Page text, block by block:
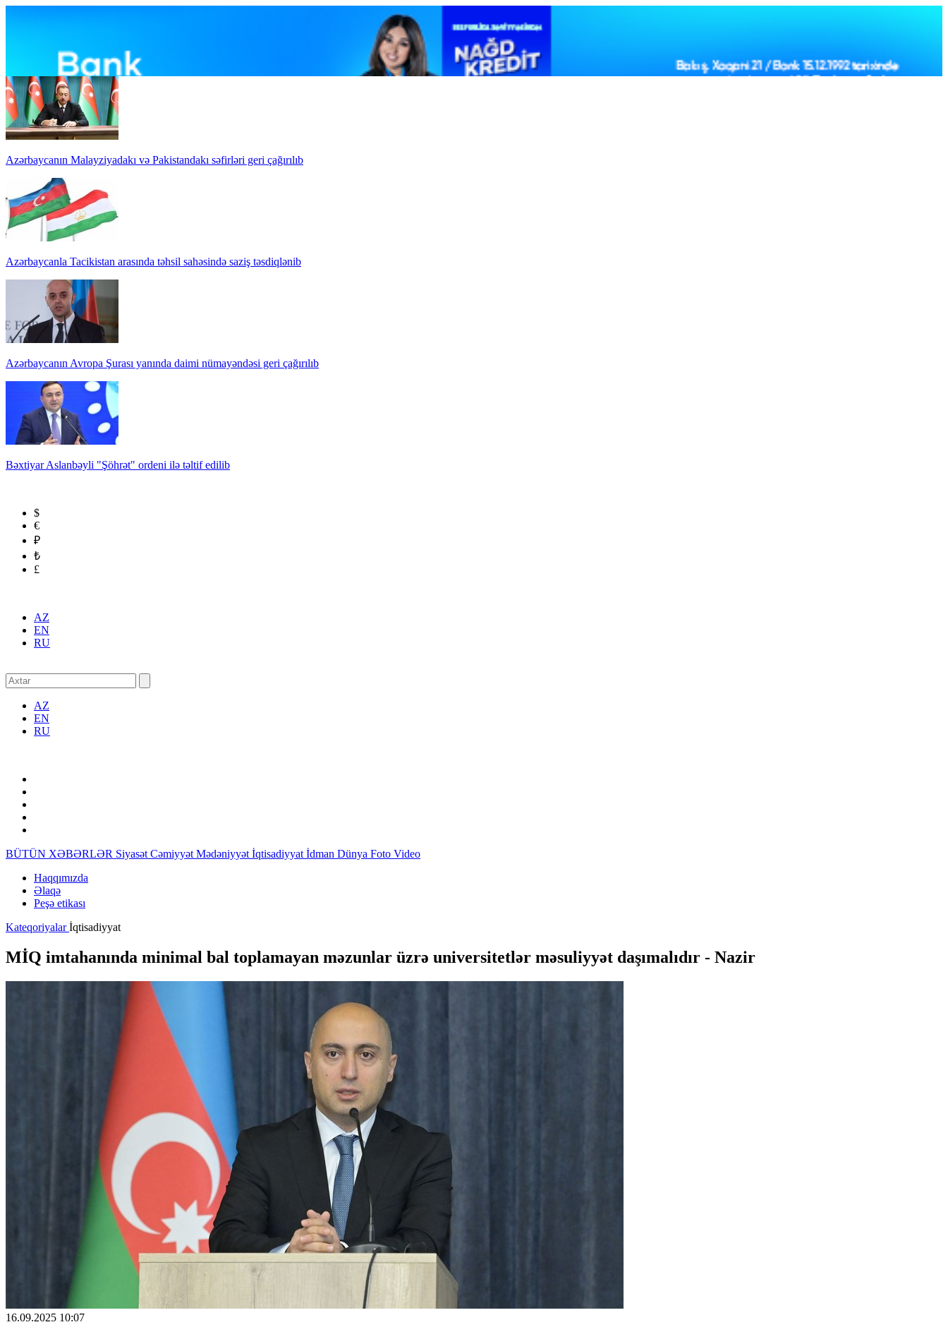
Azərbaycanın Malayziyadakı və Pakistandakı səfirləri geri çağırılıb
Azərbaycanla Tacikistan arasında təhsil sahəsində saziş təsdiqlənib
Azərbaycanın Avropa Şurası yanında daimi nümayəndəsi geri çağırılıb
Bəxtiyar Aslanbəyli "Şöhrət" ordeni ilə təltif edilib
$
€
₽
₺
£
AZ
EN
RU
AZ
EN
RU
BÜTÜN XƏBƏRLƏR Siyasət Cəmiyyət Mədəniyyət İqtisadiyyat İdman Dünya Foto Video
Haqqımızda
Əlaqə
Peşə etikası
Kateqoriyalarİqtisadiyyat
MİQ imtahanında minimal bal toplamayan məzunlar üzrə universitetlər məsuliyyət daşımalıdır - Nazir
16.09.2025 10:07